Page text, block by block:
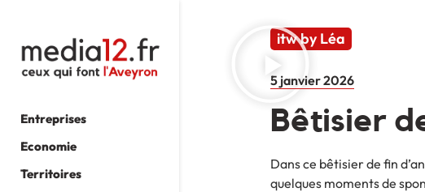
Entreprises
Economie
Territoires
itw by Léa
5 janvier 2026
Bêtisier
Dans ce bêtisier de fin
quelques moments de